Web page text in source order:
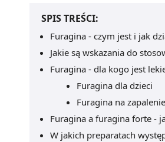
SPIS TREŚCI:
Furagina - czym jest i jak
Jakie są wskazania do
Furagina - dla kogo jest
Furagina dla dzieci
Furagina na
Furagina a furagina forte -
W jakich preparatach